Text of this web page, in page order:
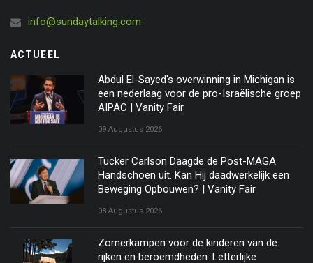
info@sundaytalking.com
ACTUEEL
Abdul El-Sayed's overwinning in Michigan is
een nederlaag voor de pro-Israëlische groep
AIPAC | Vanity Fair
09 Augustus 2026
Tucker Carlson Daagde de Post-MAGA
Handschoen uit. Kan Hij daadwerkelijk een
Beweging Opbouwen? | Vanity Fair
08 Augustus 2026
Zomerkampen voor de kinderen van de
rijken en beroemdheden: Letterlijke